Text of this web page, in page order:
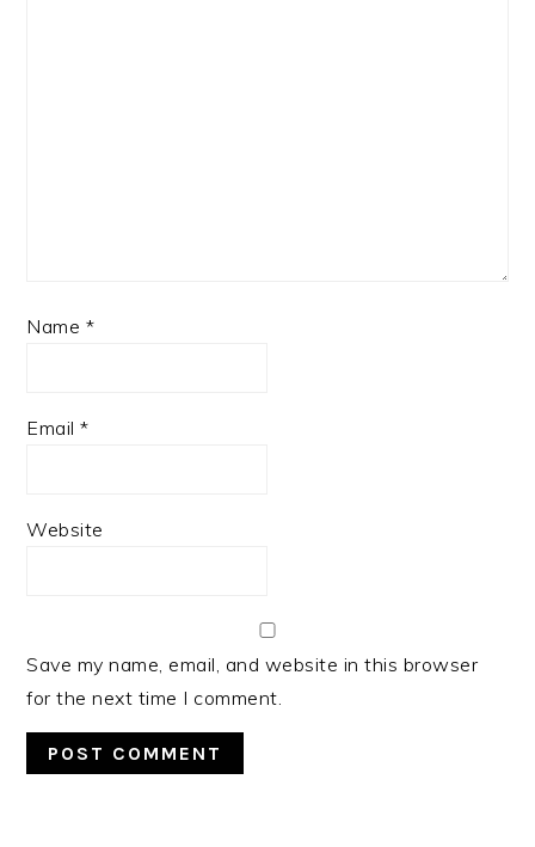
Name *
Email*
Website
Save my name, email, and website in this browser
for the next time I comment.